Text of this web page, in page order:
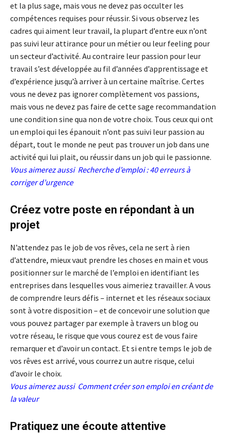
et la plus sage, mais vous ne devez pas occulter les
compétences requises pour réussir. Si vous observez les
cadres qui aiment leur travail, la plupart d’entre eux n’ont
pas suivi leur attirance pour un métier ou leur feeling pour
un secteur d’activité. Au contraire leur passion pour leur
travail s’est développée au fil d’années d’apprentissage et
d’expérience jusqu’à arriver à un certaine maîtrise. Certes
vous ne devez pas ignorer complètement vos passions,
mais vous ne devez pas faire de cette sage recommandation
une condition sine qua non de votre choix. Tous ceux qui ont
un emploi qui les épanouit n’ont pas suivi leur passion au
départ, tout le monde ne peut pas trouver un job dans une
activité qui lui plait, ou réussir dans un job qui le passionne.
Vous aimerez aussi Recherche d’emploi : 40 erreurs à
corriger d’urgence
Créez votre poste en répondant à un
projet
N’attendez pas le job de vos rêves, cela ne sert à rien
d’attendre, mieux vaut prendre les choses en main et vous
positionner sur le marché de l’emploi en identifiant les
entreprises dans lesquelles vous aimeriez travailler. A vous
de comprendre leurs défis – internet et les réseaux sociaux
sont à votre disposition – et de concevoir une solution que
vous pouvez partager par exemple à travers un blog ou
votre réseau, le risque que vous courez est de vous faire
remarquer et d’avoir un contact. Et si entre temps le job de
vos rêves est arrivé, vous courrez un autre risque, celui
d’avoir le choix.
Vous aimerez aussi Comment créer son emploi en créant de
la valeur
Pratiquez une écoute attentive